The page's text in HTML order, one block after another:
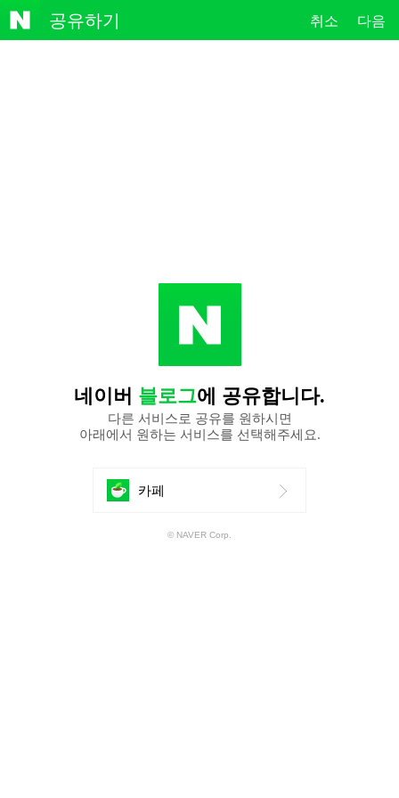
NAVE
공유하기 취소 다음
네이버 블로그에 공유합니다.
다른 서비스로 공유를 원하시면
아래에서 원하는 서비스를 선택해주세요.
카페
공
© NAVER Corp.